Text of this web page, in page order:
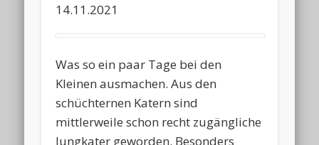
14.11.2021
Was so ein paar Tage bei den
Kleinen ausmachen. Aus den
schüchternen Katern sind
mittlerweile schon recht zugängliche
Jungkater geworden. Besonders